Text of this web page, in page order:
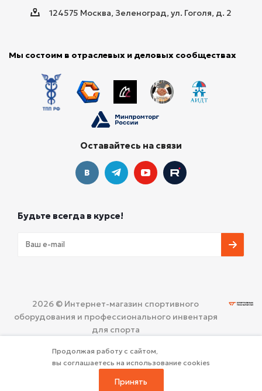
124575 Москва, Зеленоград, ул. Гоголя, д. 2
Мы состоим в отраслевых и деловых сообществах
Оставайтесь на связи
Будьте всегда в курсе!
2026 © Интернет-магазин спортивного
оборудования и профессионального инвентаря
для спорта
конфиденциальности
Продолжая работу с сайтом,
вы соглашаетесь на использование cookies
Принять